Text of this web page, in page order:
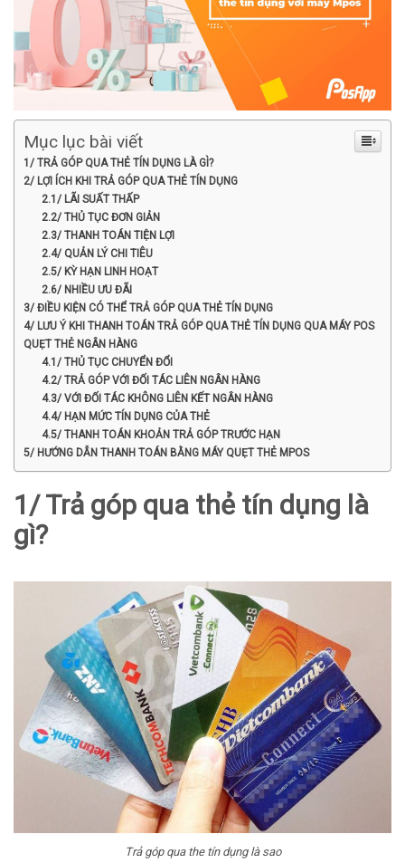
Mục lục bài viết
1/ TRẢ GÓP QUA THẺ TÍN DỤNG LÀ GÌ?
2/ LỢI ÍCH KHI TRẢ GÓP QUA THẺ TÍN DỤNG
2.1/ LÃI SUẤT THẤP
2.2/ THỦ TỤC ĐƠN GIẢN
2.3/ THANH TOÁN TIỆN LỢI
2.4/ QUẢN LÝ CHI TIÊU
2.5/ KỲ HẠN LINH HOẠT
2.6/ NHIỀU ƯU ĐÃI
3/ ĐIỀU KIỆN CÓ THỂ TRẢ GÓP QUA THẺ TÍN DỤNG
4/ LƯU Ý KHI THANH TOÁN TRẢ GÓP QUA THẺ TÍN DỤNG QUA MÁY POS
QUẸT THẺ NGÂN HÀNG
4.1/ THỦ TỤC CHUYỂN ĐỔI
4.2/ TRẢ GÓP VỚI ĐỐI TÁC LIÊN NGÂN HÀNG
4.3/ VỚI ĐỐI TÁC KHÔNG LIÊN KẾT NGÂN HÀNG
4.4/ HẠN MỨC TÍN DỤNG CỦA THẺ
4.5/ THANH TOÁN KHOẢN TRẢ GÓP TRƯỚC HẠN
5/ HƯỚNG DẪN THANH TOÁN BẰNG MÁY QUẸT THẺ MPOS
1/ Trả góp qua thẻ tín dụng là
gì?
Trả góp qua the tín dụng là sao